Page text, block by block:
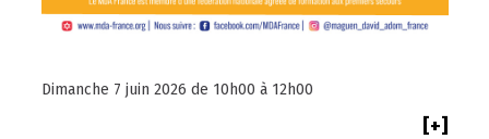
Dimanche 7 juin 2026 de 10h00 à 12h00
[+]